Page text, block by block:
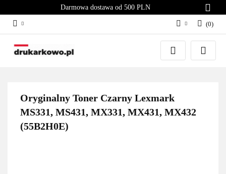
Darmowa dostawa od 500 PLN
Zaloguj się
Załóż konto
(0)
Oryginalny Toner Czarny Lexmark
MS331, MS431, MX331, MX431, MX432
(55B2H0E)